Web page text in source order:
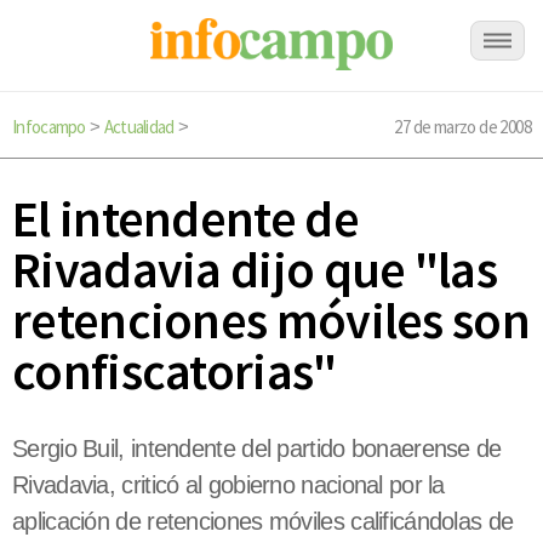
Infocampo > Actualidad > 27 de marzo de 2008
El intendente de
Rivadavia dijo que "las
retenciones móviles son
confiscatorias"
Sergio Buil, intendente del partido bonaerense de
Rivadavia, criticó al gobierno nacional por la
aplicación de retenciones móviles calificándolas de